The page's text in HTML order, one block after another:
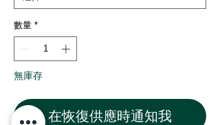
數量 *
無庫存
在恢復供應時通知我